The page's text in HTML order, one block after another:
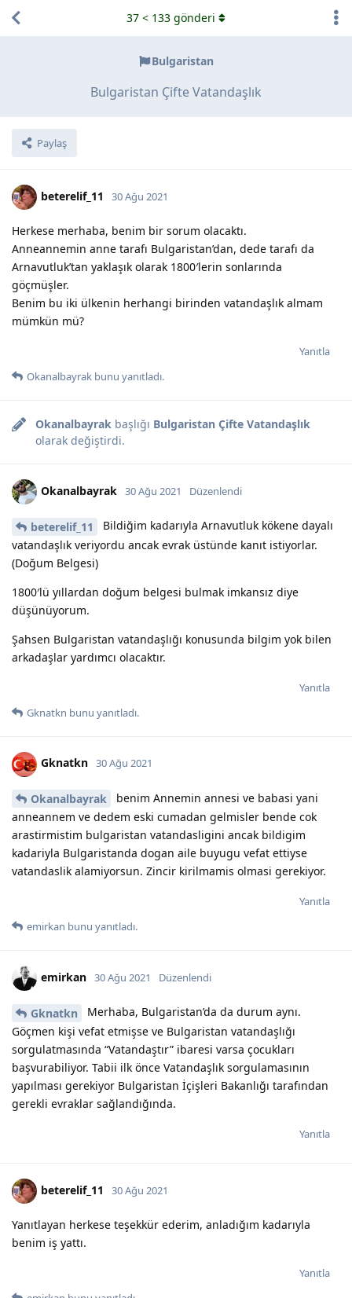
Bulgaristan
Bulgaristan Çifte Vatandaşlık
Paylaş
37 < 133 gönderi
beterelif_11 30 Ağu 2021
Herkese merhaba, benim bir sorum olacaktı.
Anneannemin anne tarafı Bulgaristan’dan, dede tarafı da
Arnavutluk’tan yaklaşık olarak 1800′lerin sonlarında
göçmüşler.
Benim bu iki ülkenin herhangi birinden vatandaşlık almam
mümkün mü?
Yanıtla
Okanalbayrak bunu yanıtladı.
Okanalbayrak başlığı Bulgaristan Çifte Vatandaşlık
olarak değiştirdi.
Okanalbayrak 30 Ağu 2021 Düzenlendi
beterelif_11
Bildiğim kadarıyla Arnavutluk kökene dayalı
vatandaşlık veriyordu ancak evrak üstünde kanıt istiyorlar.
(Doğum Belgesi)
1800′lü yıllardan doğum belgesi bulmak imkansız diye
düşünüyorum.
Şahsen Bulgaristan vatandaşlığı konusunda bilgim yok bilen
arkadaşlar yardımcı olacaktır.
Yanıtla
Gknatkn bunu yanıtladı.
Gknatkn 30 Ağu 2021
Okanalbayrak
benim Annemin annesi ve babasi yani
anneannem ve dedem eski cumadan gelmisler bende cok
arastirmistim bulgaristan vatandasligini ancak bildigim
kadariyla Bulgaristanda dogan aile buyugu vefat ettiyse
vatandaslik alamiyorsun. Zincir kirilmamis olmasi gerekiyor.
Yanıtla
emirkan bunu yanıtladı.
emirkan 30 Ağu 2021 Düzenlendi
Gknatkn
Merhaba, Bulgaristan’da da durum aynı.
Göçmen kişi vefat etmişse ve Bulgaristan vatandaşlığı
sorgulatmasında “Vatandaştır” ibaresi varsa çocukları
başvurabiliyor. Tabii ilk önce Vatandaşlık sorgulamasının
yapılması gerekiyor Bulgaristan İçişleri Bakanlığı tarafından
gerekli evraklar sağlandığında.
Yanıtla
beterelif_11 30 Ağu 2021
Yanıtlayan herkese teşekkür ederim, anladığım kadarıyla
benim iş yattı.
Yanıtla